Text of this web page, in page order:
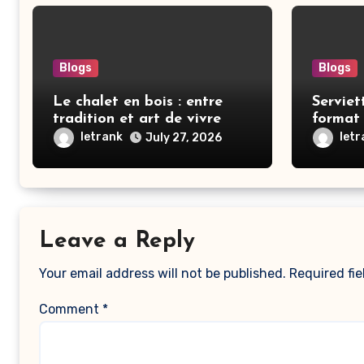
Blogs
Le chalet en bois : entre
tradition et art de vivre
letrank July 27, 2026
Blogs
format
2026
Leave a Reply
Your email address will not be published. Required
Comment *